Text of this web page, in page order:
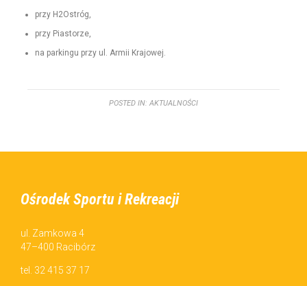
przy H2Ostróg,
przy Pias­torze,
na parkingu przy ul. Armii Krajowej.
POSTED IN: AKTUALNOŚCI
Ośrodek Sportu i Rekreacji
ul. Zamkowa 4
47–400 Racibórz
tel. 32 415 37 17